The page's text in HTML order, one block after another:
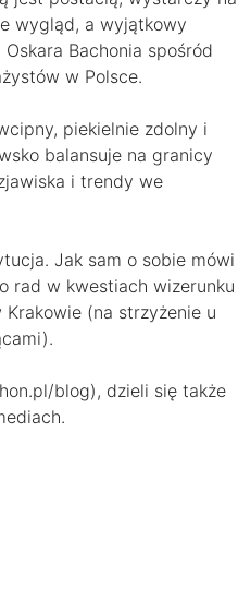
wygląd, a wyjątkowy
Bachonia spośród
w Polsce.
piekielnie zdolny i
balansuje na granicy
i trendy we
Jak sam o sobie mówi
rad w kwestiach wizerunku
Krakowie (na strzyżenie u
blog), dzieli się także